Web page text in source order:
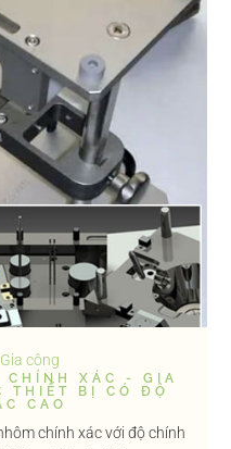
công
CHÍNH XÁC - GIA
THIẾT BỊ CÓ ĐỘ
CAO
chính xác với độ chính